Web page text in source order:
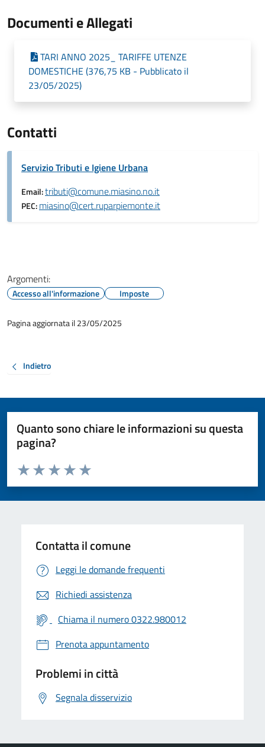
Documenti e Allegati
TARI ANNO 2025_ TARIFFE UTENZE
DOMESTICHE (376,75 KB - Pubblicato il
23/05/2025)
Contatti
Servizio Tributi e Igiene Urbana
Email:tributi@comune.miasino.no.it
PEC:miasino@cert.ruparpiemonte.it
Argomenti:
Accesso all'informazione Imposte
Pagina aggiornata il 23/05/2025
Indietro
Quanto sono chiare le informazioni su questa
pagina?
Valuta da 1 a 5 stelle la pagina
Valuta 5 stelle su 5
Valuta 4 stelle su 5
Valuta 3 stelle su 5
Valuta 2 stelle su 5
Valuta 1 stelle su 5
Contatta il comune
Leggi le domande frequenti
Richiedi assistenza
Chiama il numero 0322.980012
Prenota appuntamento
Problemi in città
Segnala disservizio